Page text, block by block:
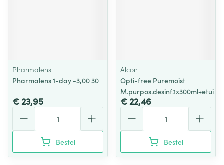
Pharmalens
Pharmalens 1-day -3,00 30
€ 23,95
Bestel
Alcon
Opti-free Puremoist
M.purpos.desinf.1x300ml+etui
€ 22,46
Bestel